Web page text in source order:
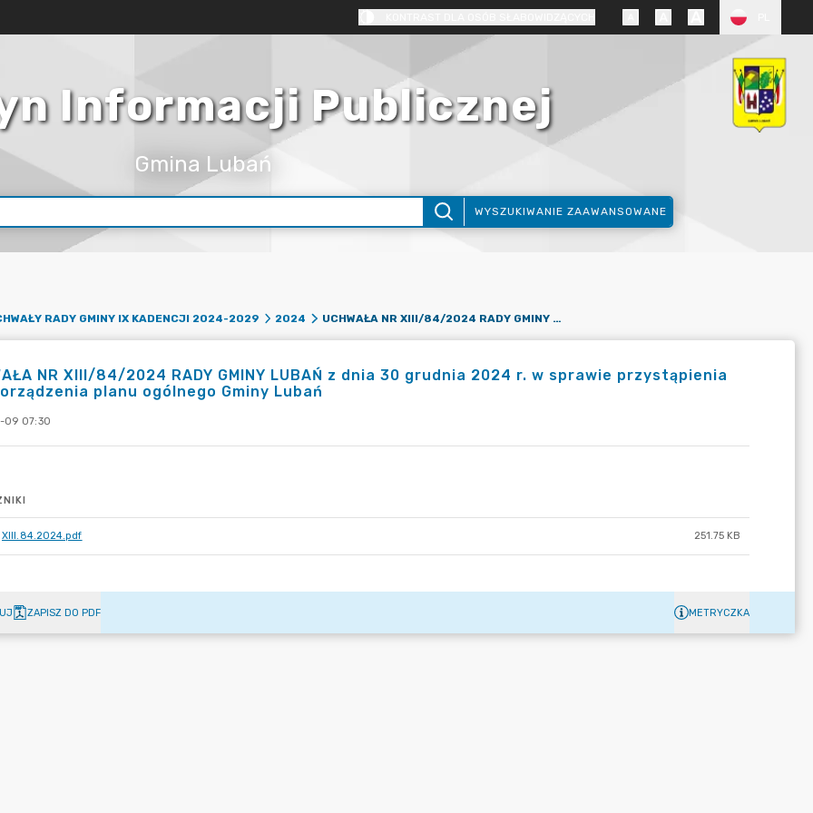
Informacji Publicznej
Gmina Lubań
WYSZUKIWANIE ZAAWANSOWANE
RADY GMINY IX KADENCJI 2024-2029 2024 UCHWAŁA NR XIII/84/2024 RADY GMINY LUBAŃ Z DNIA 30 GRUDNIA 2024 R. W SPRAWIE PRZYSTĄPIENIA DO SPORZĄDZENIA PLANU OGÓLNEGO GMINY LUBAŃ
NR XIII/84/2024 RADY GMINY LUBAŃ z dnia 30 grudnia 2024 r. w sprawie przystąpienia
planu ogólnego Gminy Lubań
09 07:30
XIII.84.2024.pdf 251.75 KB
ZAPISZ DO PDF METRYCZKA